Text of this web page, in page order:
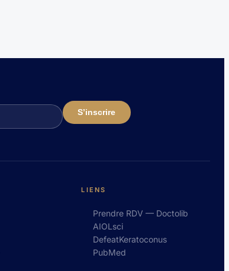
LIENS
Prendre RDV — Doctolib
AIOLsci
DefeatKeratoconus
PubMed